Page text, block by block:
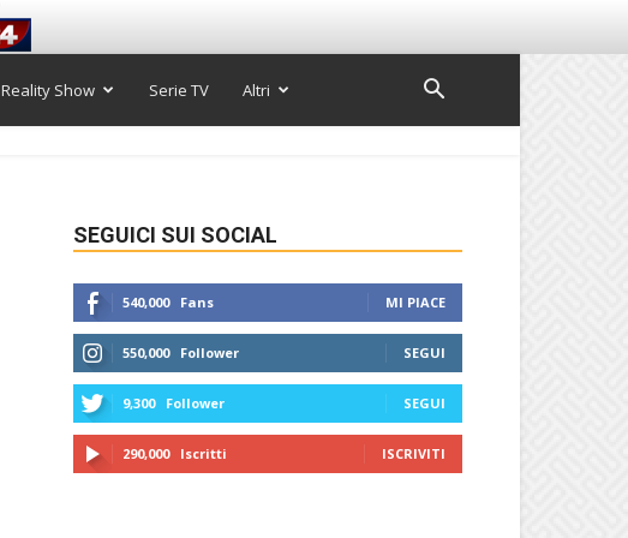
Reality Show Serie TV Altri
SEGUICI SUI SOCIAL
540,000 Fans MI PIACE
550,000 Follower SEGUI
9,300 Follower SEGUI
290,000 Iscritti ISCRIVITI